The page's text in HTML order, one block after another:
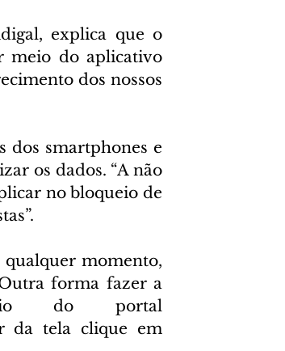
explica que o
meio do aplicativo
dos nossos
dos smartphones e
os dados. “A não
no bloqueio de
momento,
forma fazer a
do portal
da tela clique em